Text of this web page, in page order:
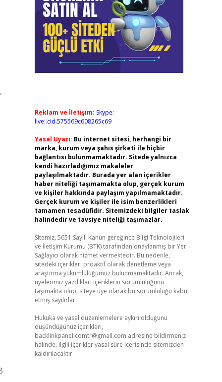
Reklam ve İletişim: Skype:
live:.cid.575569c608265c69
Yasal Uyarı: Bu internet sitesi, herhangi bir
marka, kurum veya şahıs şirketi ile hiçbir
bağlantısı bulunmamaktadır. Sitede yalnızca
kendi hazırladığımız makaleler
paylaşılmaktadır. Burada yer alan içerikler
haber niteliği taşımamakta olup, gerçek kurum
ve kişiler hakkında paylaşım yapılmamaktadır.
Gerçek kurum ve kişiler ile isim benzerlikleri
tamamen tesadüfidir. Sitemizdeki bilgiler taslak
halindedir ve tavsiye niteliği taşımazlar.
Sitemiz, 5651 Sayılı Kanun gereğince Bilgi Teknolojileri
ve İletişim Kurumu (BTK) tarafından onaylanmış bir Yer
Sağlayıcı olarak hizmet vermektedir. Bu nedenle,
sitedeki içerikleri proaktif olarak denetleme veya
araştırma yükümlülüğümüz bulunmamaktadır. Ancak,
üyelerimiz yazdıkları içeriklerin sorumluluğunu
taşımakta olup, siteye üye olarak bu sorumluluğu kabul
etmiş sayılırlar.
Hukuka ve yasal düzenlemelere aykırı olduğunu
düşündüğünüz içerikleri,
backlinkpanelicomtr@gmail.com adresine bildirmeniz
halinde, ilgili içerikler yasal süre içerisinde sitemizden
kaldırılacaktır.